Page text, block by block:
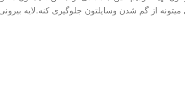
از گم شدن وسایلتون جلوگیری کنه.لایه